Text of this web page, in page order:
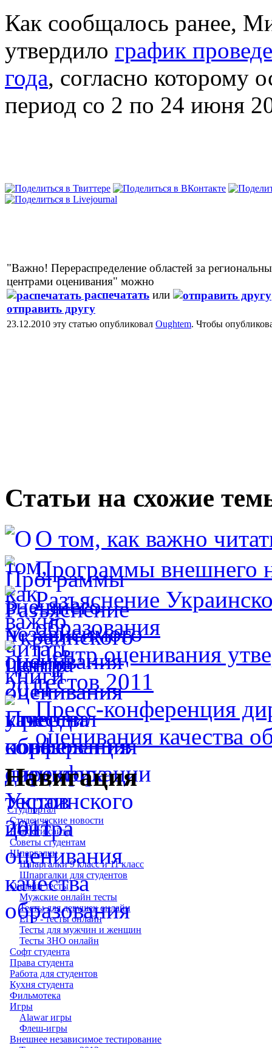
Как сообщалось ранее,
утвердило график
года, согласно которому
период со 2 по 24 июня
"Важно! Перераспределение областей за
центрами оценивания" можно
распечатать или
отправить другу
23.12.2010 эту статью опубликовал Oughtem. Чтобы
Статьи на схожие
О том, как важно
Программы внешнего
Разъяснение
образования
Центр оценивания
тестов 2011
Пресс-конференция
оценивания качества
Навигация
Студпортал
Студенческие новости
Новости сайта
Советы студентам
Шпаргалки
Шпаргалки 9 класс и 11 класс
Шпаргалки для студентов
Онлайн тесты
Мужские онлайн тесты
Тесты для девушек онлайн
ЕГЭ - тесты онлайн
Тесты для мужчин и женщин
Тесты ЗНО онлайн
Софт студента
Права студента
Работа для студентов
Кухня студента
Фильмотека
Игры
Alawar игры
Флеш-игры
Внешнее независимое тестирование